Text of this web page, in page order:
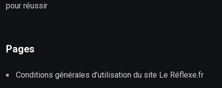
pour réussir
Pages
Conditions générales d’utilisation du site Le Réflexe.fr